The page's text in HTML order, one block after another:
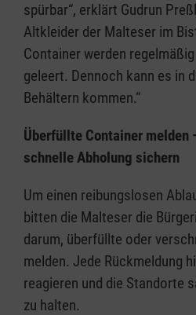
spürbar“, erklärt Gudrun
Altkleider der Malteser im
Container werden
geleert. Dennoch kann es in
Behältern kommen.“
Überfüllte Container melden
schnelle Abholung sichern
Um einen reibungslosen
bitten die Malteser die
darum, überfüllte oder
melden. Jede Rückmeldung
reagieren und die Standorte
zu halten.